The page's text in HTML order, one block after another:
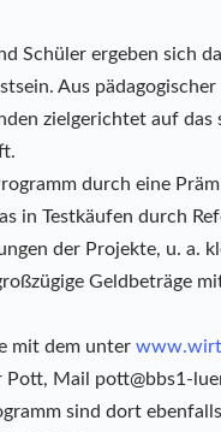
Schüler ergeben sich
Aus
zielgerichtet auf
durch eine
in Testkäufen durch
der Projekte, u. a.
Geldbeträge
mit dem unter
Pott, Mail pott@bbs1-
sind dort